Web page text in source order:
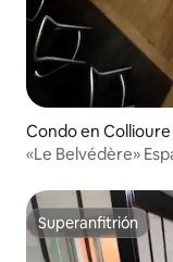
Condo en Collioure
«Le Belvédère»
Superanfitrión
Superanfitrión